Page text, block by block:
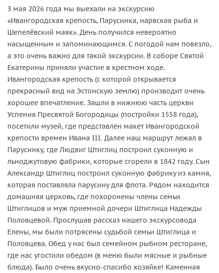
3 мая 2026 года мы выехали на экскурсию
«Ивангородская крепость, Парусинка, нарвская рыба и
Шепелёвский маяк». День получился невероятно
насыщенным и запоминающимся. С погодой нам повезло,
а это очень важно для такой экскурсии. В соборе Святой
Екатерины приняли участие в крестном ходе.
Ивангородская крепость (с которой открывается
прекрасный вид на Эстонскую землю) производит очень
хорошее впечатление. Зашли в нижнюю часть церкви
Успения Пресвятой Богородицы (постройки 1558 года),
посетили музей, где представлен макет Ивангородской
крепости времен Ивана III. Далее наш маршрут лежал в
Парусинку, где Людвиг Штиглиц построил суконную и
льноджутовую фабрики, которые сгорели в 1842 году. Сын
Александр Штиглиц построил суконную фабрику из камня,
которая поставляла парусину для флота. Рядом находится
домашняя церковь, где похоронены члены семьи
Штиглицов и муж приемной дочери Штиглица Надежды
Половцевой. Прослушав рассказ нашего экскурсовода
Елены, мы были потрясены судьбой семьи Штиглица и
Половцева. Обед у нас был семейном рыбном ресторане,
где нас угостили обедом (в меню были мясные и рыбные
блюда). Было очень вкусно-спасибо хозяйке! Каменная